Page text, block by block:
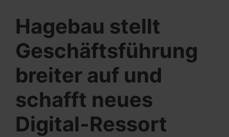
Hagebau stellt
Geschäftsführung
breiter auf und
schafft neues
Digital-Ressort